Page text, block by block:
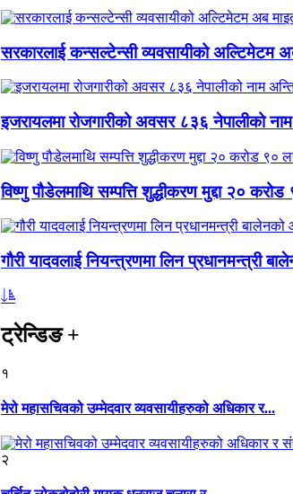
सरकारलाई कन्सल्टेन्सी व्यवसायीको अल्टिमेटम
इजरायलमा रोजगारीको अवसर ८३६ नेपालीको
विष्णु पौडेलमाथि सम्पत्ति शुद्धीकरण मुद्दा २०
गौरी यादवलाई नियन्त्रणमा लिन प्रधानमन्त्री
ट्रेन्डिङ+
१
मेरो महासचिवको उम्मेदवार व्यवसायीहरुको अधिकार र...
२